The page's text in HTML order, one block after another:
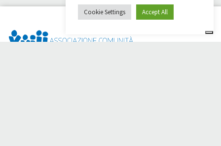
Cookie Settings Accept All